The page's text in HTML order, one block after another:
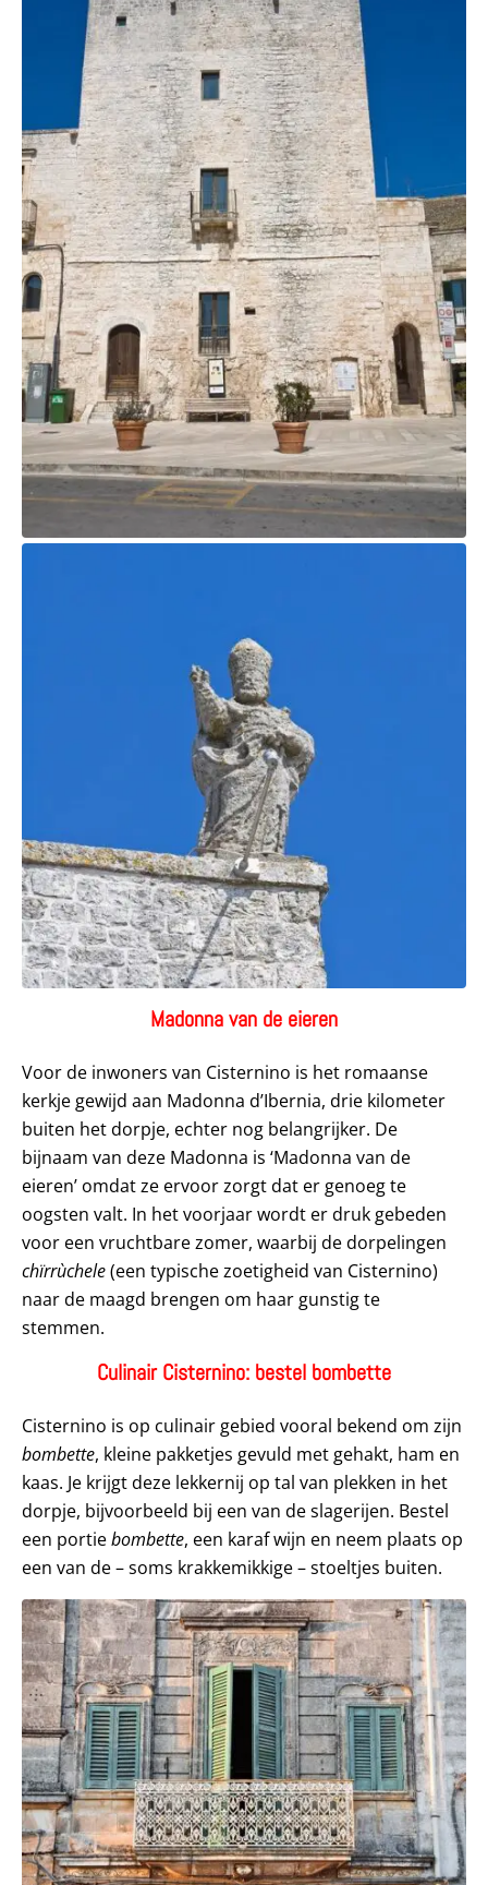
Madonna van de eieren
Voor de inwoners van Cisternino is het romaanse
kerkje gewijd aan Madonna d’Ibernia, drie kilometer
buiten het dorpje, echter nog belangrijker. De
bijnaam van deze Madonna is ‘Madonna van de
eieren’ omdat ze ervoor zorgt dat er genoeg te
oogsten valt. In het voorjaar wordt er druk gebeden
voor een vruchtbare zomer, waarbij de dorpelingen
chïrrùchele(een typische zoetigheid van Cisternino)
naar de maagd brengen om haar gunstig te
stemmen.
Culinair Cisternino: bestel bombette
Cisternino is op culinair gebied vooral bekend om zijn
bombette, kleine pakketjes gevuld met gehakt, ham en
kaas. Je krijgt deze lekkernij op tal van plekken in het
dorpje, bijvoorbeeld bij een van de slagerijen. Bestel
een portiebombette, een karaf wijn en neem plaats op
een van de – soms krakkemikkige – stoeltjes buiten.